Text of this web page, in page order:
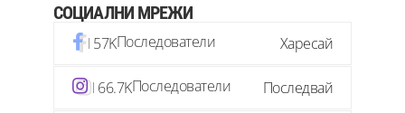
СОЦИАЛНИ МРЕЖИ
57KПоследователи Харесай
66.7KПоследователи Последвай